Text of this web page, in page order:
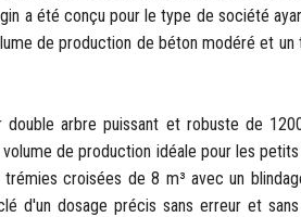
a été conçu pour le type de société
de production de béton modéré et un
arbre puissant et robuste de
de production idéale pour les
croisées de 8 m³ avec un
d'un dosage précis sans erreur et